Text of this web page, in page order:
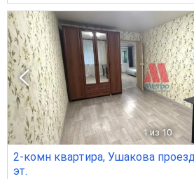
1 из 10
2-комн квартира, Ушакова
эт.